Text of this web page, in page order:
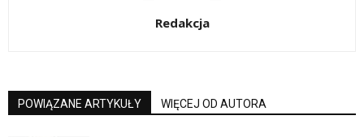
Redakcja
POWIĄZANE ARTYKUŁY WIĘCEJ OD AUTORA